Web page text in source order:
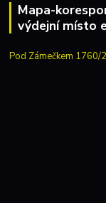
Mapa-
výdejní místo
Pod Zámečkem